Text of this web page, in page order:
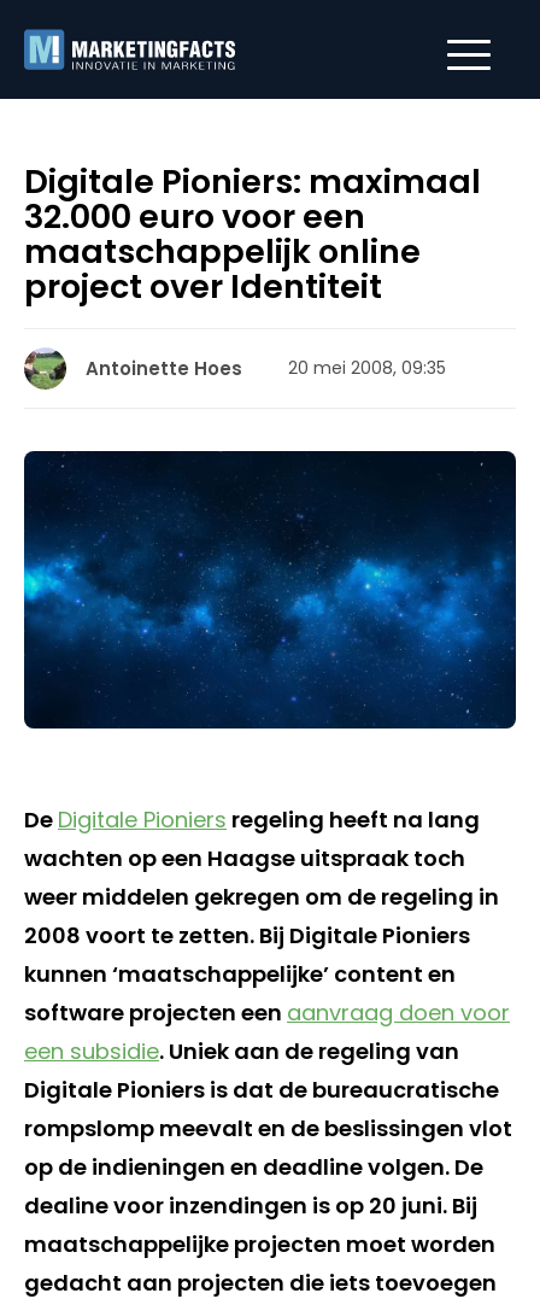
Digitale Pioniers: maximaal
32.000 euro voor een
maatschappelijk online
project over Identiteit
Antoinette Hoes 20 mei 2008, 09:35
De Digitale Pioniers regeling heeft na lang
wachten op een Haagse uitspraak toch
weer middelen gekregen om de regeling in
2008 voort te zetten. Bij Digitale Pioniers
kunnen ‘maatschappelijke’ content en
software projecten een aanvraag doen voor
een subsidie. Uniek aan de regeling van
Digitale Pioniers is dat de bureaucratische
rompslomp meevalt en de beslissingen vlot
op de indieningen en deadline volgen. De
dealine voor inzendingen is op 20 juni. Bij
maatschappelijke projecten moet worden
gedacht aan projecten die iets toevoegen